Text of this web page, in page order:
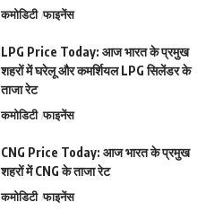
कमोडिटी फाइनेंस
LPG Price Today: आज भारत के प्रमुख
शहरों में घरेलू और कमर्शियल LPG सिलेंडर के
ताजा रेट
कमोडिटी फाइनेंस
CNG Price Today: आज भारत के प्रमुख
शहरों में CNG के ताजा रेट
कमोडिटी फाइनेंस